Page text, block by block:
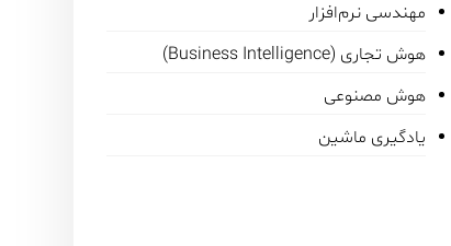
مهندسی نرم‌افزار
هوش تجاری (Business Intelligence)
هوش مصنوعی
یادگیری ماشین